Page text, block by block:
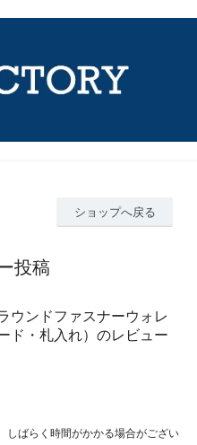
ショップへ戻る
投稿
ウンドファスナーウォレ
ド・札入れ）のレビュー
しばらく時間がかかる場合がござい